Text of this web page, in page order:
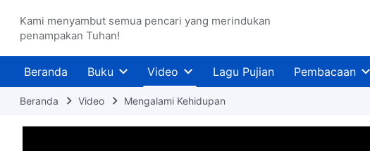
Kami menyambut semua pencari yang merindukan
penampakan Tuhan!
Beranda Buku Video Lagu Pujian Pembacaan
Beranda Video Mengalami Kehidupan